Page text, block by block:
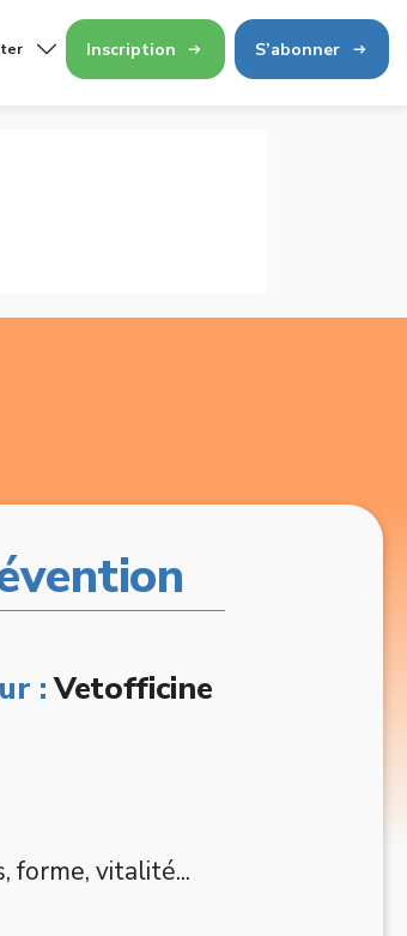
Inscription S’abonner
: Vetofficine
forme, vitalité...